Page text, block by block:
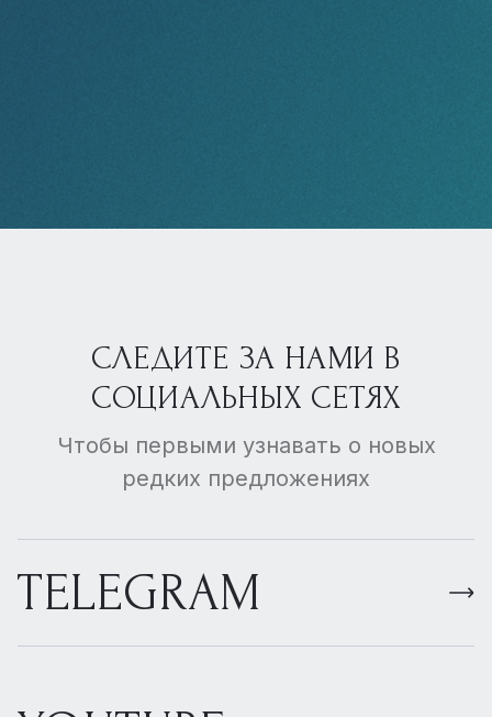
СЛЕДИТЕ ЗА НАМИ В
СОЦИАЛЬНЫХ СЕТЯХ
Чтобы первыми узнавать о новых
редких предложениях
TELEGRAM